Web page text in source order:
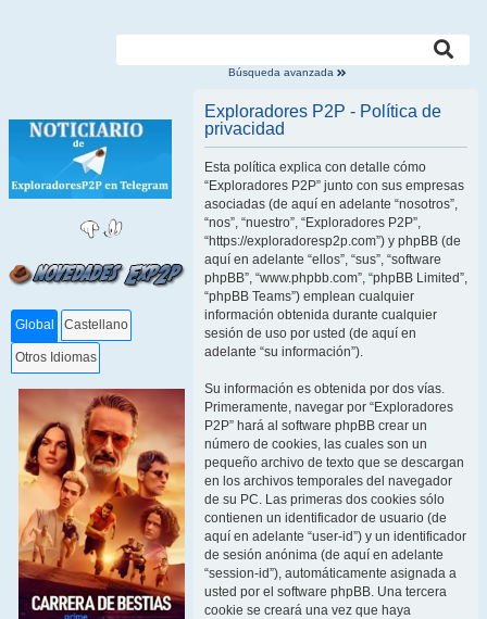
Búsqueda avanzada
Global Castellano
Otros Idiomas
Exploradores P2P - Política de
privacidad
Esta política explica con detalle cómo
“Exploradores P2P” junto con sus empresas
asociadas (de aquí en adelante “nosotros”,
“nos”, “nuestro”, “Exploradores P2P”,
“https://exploradoresp2p.com”) y phpBB (de
aquí en adelante “ellos”, “sus”, “software
phpBB”, “www.phpbb.com”, “phpBB Limited”,
“phpBB Teams”) emplean cualquier
información obtenida durante cualquier
sesión de uso por usted (de aquí en
adelante “su información”).
Su información es obtenida por dos vías.
Primeramente, navegar por “Exploradores
P2P” hará al software phpBB crear un
número de cookies, las cuales son un
pequeño archivo de texto que se descargan
en los archivos temporales del navegador
de su PC. Las primeras dos cookies sólo
contienen un identificador de usuario (de
aquí en adelante “user-id”) y un identificador
de sesión anónima (de aquí en adelante
“session-id”), automáticamente asignada a
usted por el software phpBB. Una tercera
cookie se creará una vez que haya